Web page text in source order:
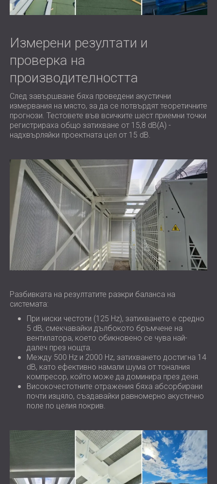
Измерени резултати и
проверка на
производителността
След завършване бяха проведени акустични
измервания на място, за да се потвърдят теоретичните
прогнози. Тестовете във всичките шест приемни точки
регистрираха общо затихване от 15,8 dB(A) -
надхвърляйки проектната цел от 15 dB.
Разбивката на резултатите разкри баланса на
системата:
При ниски честоти (125 Hz), затихването е средно
5 dB, смекчавайки дълбокото бръмчене на
вентилатора, което обикновено се чува най-
далеч през нощта.
Между 500 Hz и 2000 Hz, затихването достигна 14
dB, като ефективно намали шума от тоналния
компресор, който може да доминира през деня.
Високочестотните отражения бяха абсорбирани
почти изцяло, създавайки равномерно акустично
поле по целия покрив.